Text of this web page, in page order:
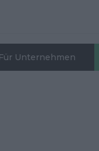
Für Unternehmen